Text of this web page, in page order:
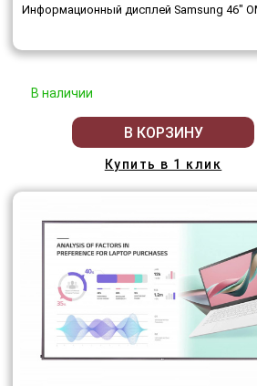
Информационный дисплей Samsung 46"
В наличии
В КОРЗИНУ
Купить в 1 клик